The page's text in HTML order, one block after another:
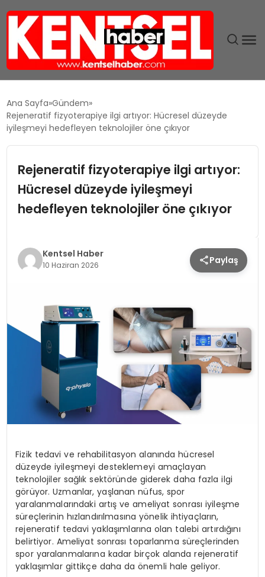
GÜNDEM
EĞITIM
TEKNOLOJI
MAGAZIN
SAĞLIK
Ana Sayfa Gündem
Rejeneratif fizyoterapiye ilgi artıyor: Hücresel düzeyde
iyileşmeyi hedefleyen teknolojiler öne çıkıyor
Rejeneratif fizyoterapiye ilgi artıyor:
Hücresel düzeyde iyileşmeyi
hedefleyen teknolojiler öne çıkıyor
Kentsel Haber
10 Haziran 2026 Paylaş
Fizik tedavi ve rehabilitasyon alanında hücresel
düzeyde iyileşmeyi desteklemeyi amaçlayan
teknolojiler sağlık sektöründe giderek daha fazla ilgi
görüyor. Uzmanlar, yaşlanan nüfus, spor
yaralanmalarındaki artış ve ameliyat sonrası iyileşme
süreçlerinin hızlandırılmasına yönelik ihtiyaçların,
rejeneratif tedavi yaklaşımlarına olan talebi artırdığını
belirtiyor. Ameliyat sonrası toparlanma süreçlerinden
spor yaralanmalarına kadar birçok alanda rejeneratif
yaklaşımlar gittikçe daha da önemli hale geliyor.